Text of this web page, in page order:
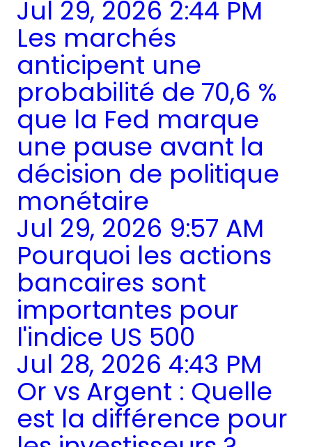
Jul 29, 2026 2:44 PM
Les marchés
anticipent une
probabilité de 70,6 %
que la Fed marque
une pause avant la
décision de politique
monétaire
Jul 29, 2026 9:57 AM
Pourquoi les actions
bancaires sont
importantes pour
l'indice US 500
Jul 28, 2026 4:43 PM
Or vs Argent : Quelle
est la différence pour